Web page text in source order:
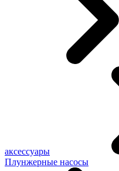
аксессуары
Плунжерные насосы